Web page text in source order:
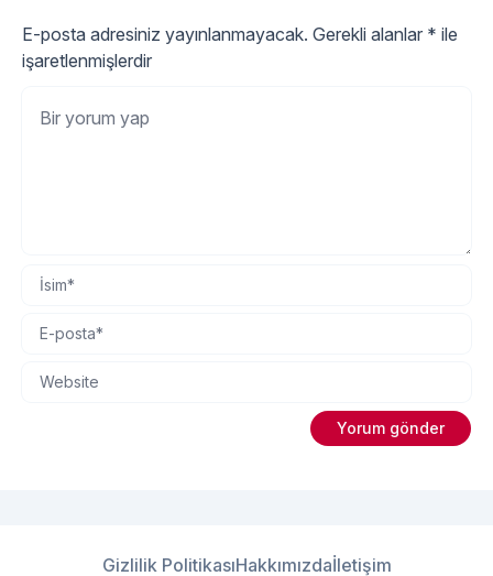
E-posta adresiniz yayınlanmayacak. Gerekli alanlar * ile
işaretlenmişlerdir
Gizlilik PolitikasıHakkımızdaİletişim